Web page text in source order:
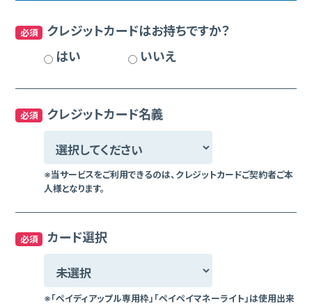
必須
クレジットカードはお持ちですか？
はい
いいえ
必須 クレジットカード名義
※当サービスをご利⽤できるのは、クレジットカードご契約者ご本
⼈様となります。
必須 カード選択
※「ペイディアップル専⽤枠」「ペイペイマネーライト」は使⽤出来